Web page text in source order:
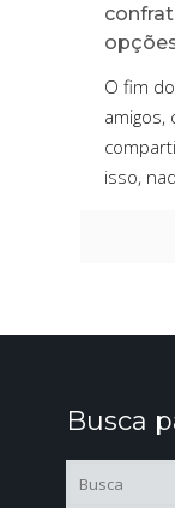
O fim
amigos,
isso,
Busca